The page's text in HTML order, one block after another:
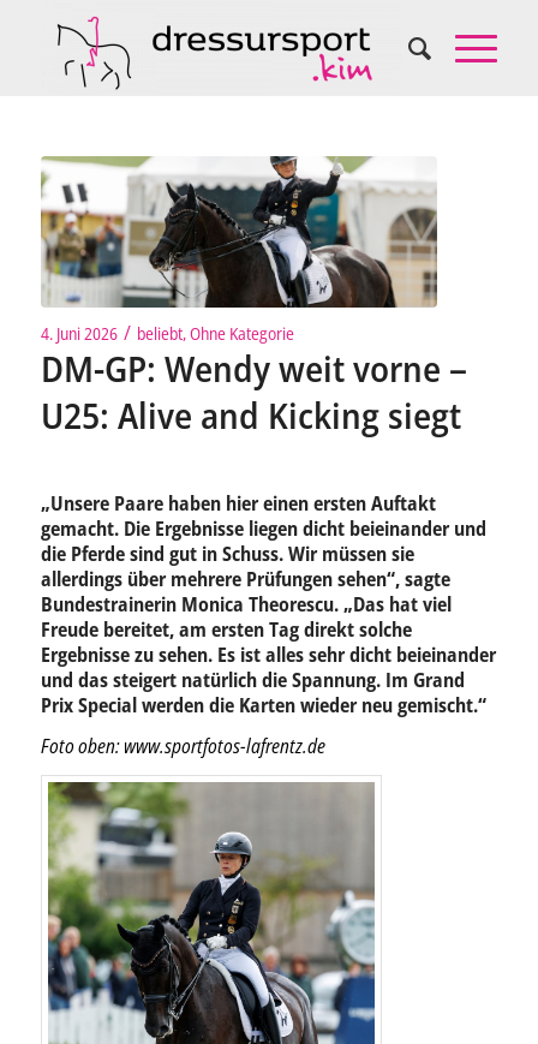
4. Juni 2026 / beliebt,Ohne Kategorie
DM-GP: Wendy weit vorne –
U25: Alive and Kicking siegt
„Unsere Paare haben hier einen ersten Auftakt
gemacht. Die Ergebnisse liegen dicht beieinander und
die Pferde sind gut in Schuss. Wir müssen sie
allerdings über mehrere Prüfungen sehen“, sagte
Bundestrainerin Monica Theorescu. „Das hat viel
Freude bereitet, am ersten Tag direkt solche
Ergebnisse zu sehen. Es ist alles sehr dicht beieinander
und das steigert natürlich die Spannung. Im Grand
Prix Special werden die Karten wieder neu gemischt.“
Foto oben: www.sportfotos-lafrentz.de